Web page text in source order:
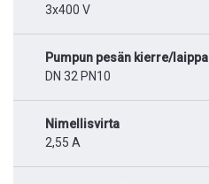
3x400 V
Pumpun pesän kierre/laippa
DN 32 PN10
Nimellisvirta
2,55 A